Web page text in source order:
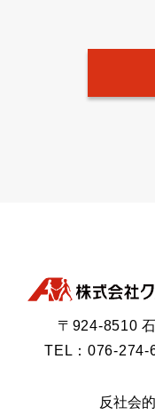
〒924-8510
TEL：076-274-
反社会